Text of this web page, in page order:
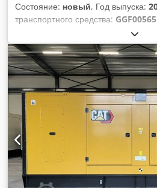
Состояние: новый, Год выпуска:
транспортного средства: GGF00565
Строительство Собственный вес:
Akkekr Мощность генератора: 1
отсека: 583 x 230 x 255 см
водяного бака: 1000 л Для
информации свяжитесь с
опции и аксессуары = -
Стальная крыша - Цистерна